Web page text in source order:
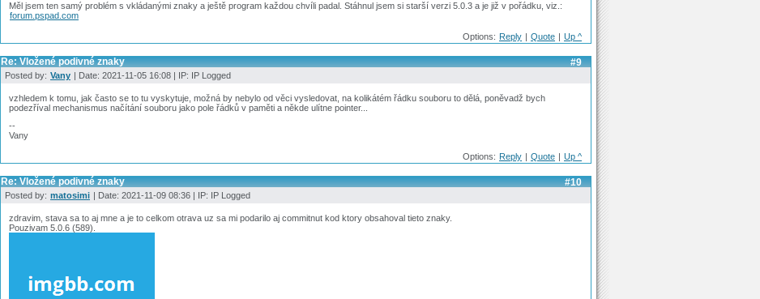
Měl jsem ten samý problém s vkládanými znaky a ještě program každou chvíli padal. Stáhnul jsem si starší verzi 5.0.3 a je již v pořádku, viz.:
forum.pspad.com
Options: Reply Quote Up ^
#9
Re: Vložené podivné znaky
Posted by: Vany | Date: 2021-11-05 16:08 | IP: IP Logged
vzhledem k tomu, jak často se to tu vyskytuje, možná by nebylo od věci vysledovat, na kolikátém řádku souboru to dělá, poněvadž bych
podezříval mechanismus načítání souboru jako pole řádků v paměti a někde ulítne pointer...
--
Vany
Options: Reply | Quote | Up ^
#10
Re: Vložené podivné znaky
Posted by: matosimi | Date: 2021-11-09 08:36 | IP: IP Logged
zdravim, stava sa to aj mne a je to celkom otrava uz sa mi podarilo aj commitnut kod ktory obsahoval tieto znaky.
Pouzivam 5.0.6 (589).